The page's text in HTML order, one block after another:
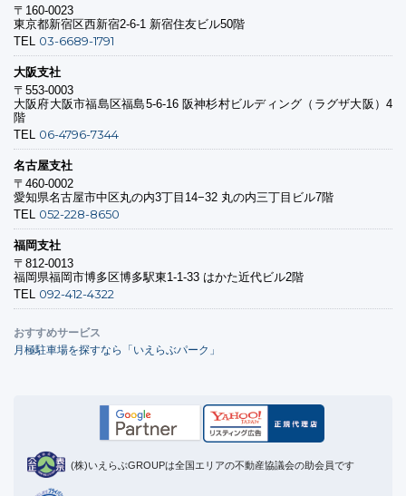
〒160-0023
東京都新宿区西新宿2-6-1 新宿住友ビル50階
TEL 03-6689-1791
大阪支社
〒553-0003
大阪府大阪市福島区福島5-6-16 阪神杉村ビルディング（ラグザ大阪）4
階
TEL 06-4796-7344
名古屋支社
〒460-0002
愛知県名古屋市中区丸の内3丁目14−32 丸の内三丁目ビル7階
TEL 052-228-8650
福岡支社
〒812-0013
福岡県福岡市博多区博多駅東1-1-33 はかた近代ビル2階
TEL 092-412-4322
おすすめサービス
月極駐車場を探すなら「いえらぶパーク」
(株)いえらぶGROUPは全国エリアの不動産協議会の助会員です